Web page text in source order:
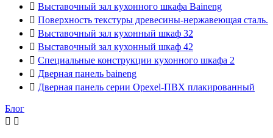
 Выставочный зал кухонного шкафа Baineng
 Поверхность текстуры древесины-нержавеющая сталь.
 Выставочный зал кухонный шкаф 32
 Выставочный зал кухонный шкаф 42
 Специальные конструкции кухонного шкафа 2
 Дверная панель baineng
 Дверная панель серии Opexel-ПВХ плакированный
Блог
 